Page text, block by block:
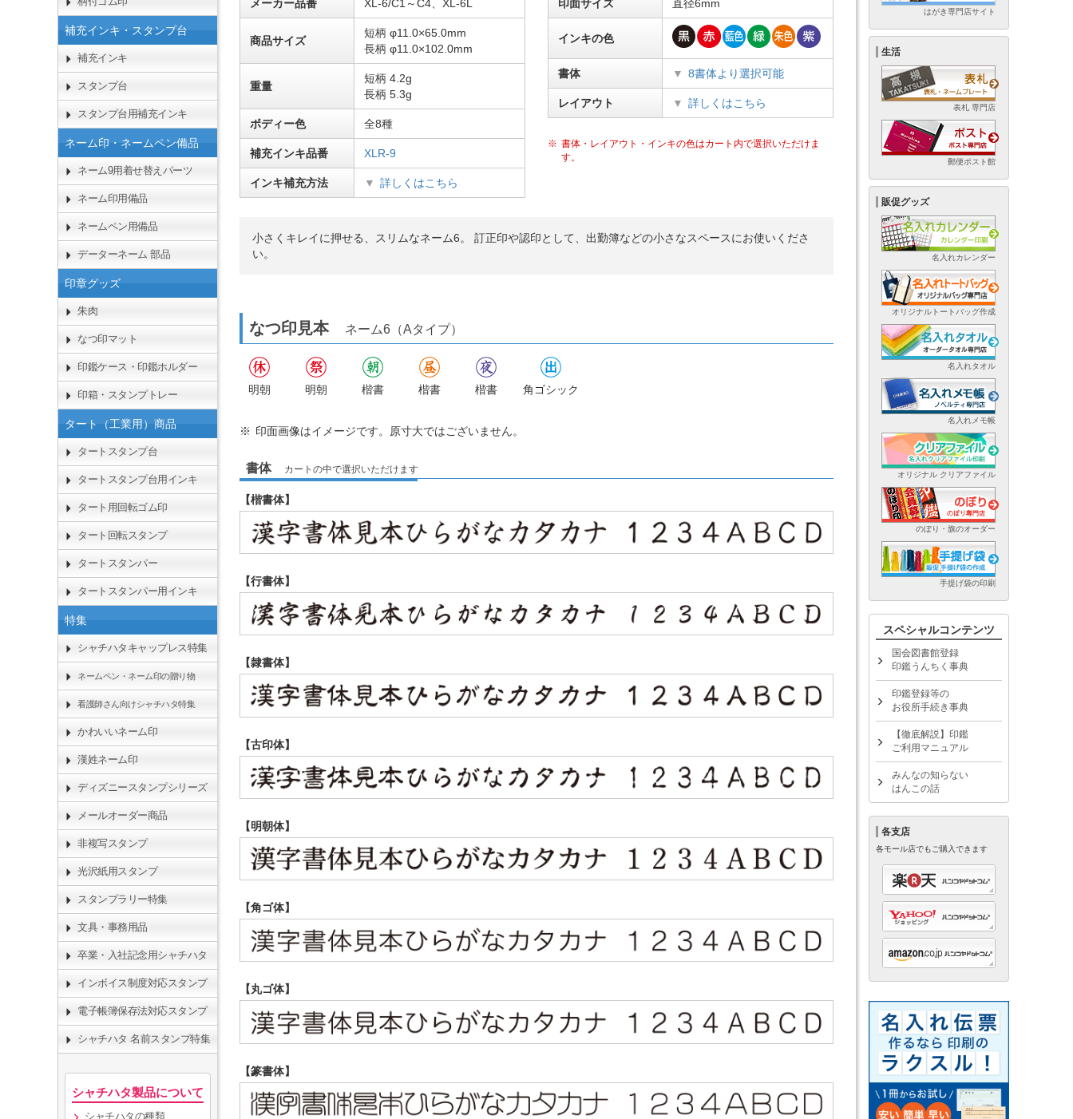
メーカー品番 XL-6/C1～C4、XL-6L
商品サイズ
短柄 φ11.0×65.0mm
長柄 φ11.0×102.0mm
重量
短柄 4.2g
長柄 5.3g
ボディー色 全8種
補充インキ品番 XLR-9
インキ補充方法 詳しくはこちら
印面サイズ 直径6mm
インキの色
書体 8書体より選択可能
レイアウト 詳しくはこちら
書体・レイアウト・インキの色はカート内で選択いただけま
す。
小さくキレイに押せる、スリムなネーム6。 訂正印や認印として、出勤簿などの小さなスペースにお使いくださ
い。
なつ印見本 ネーム6（Aタイプ）
明朝 明朝 楷書 楷書 楷書 角ゴシック
印面画像はイメージです。原寸大ではございません。
書体 カートの中で選択いただけます
【楷書体】
【行書体】
【隷書体】
【古印体】
【明朝体】
【角ゴ体】
【丸ゴ体】
【篆書体】
補充インキ・スタンプ台
補充インキ
スタンプ台
スタンプ台用補充インキ
ネーム印・ネームペン備品
ネーム9用着せ替えパーツ
ネーム印用備品
ネームペン用備品
データーネーム 部品
印章グッズ
朱肉
なつ印マット
印鑑ケース・印鑑ホルダー
印箱・スタンプトレー
タート（工業用）商品
タートスタンプ台
タートスタンプ台用インキ
タート用回転ゴム印
タート回転スタンプ
タートスタンパー
タートスタンパー用インキ
特集
シャチハタキャップレス特集
ネームペン・ネーム印の贈り物
看護師さん向けシャチハタ特集
かわいいネーム印
漢姓ネーム印
ディズニースタンプシリーズ
メールオーダー商品
非複写スタンプ
光沢紙用スタンプ
スタンプラリー特集
文具・事務用品
卒業・入社記念用シャチハタ
インボイス制度対応スタンプ
電子帳簿保存法対応スタンプ
シャチハタ 名前スタンプ特集
シャチハタ製品について
シャチハタの種類
はがき専門店サイト
生活
表札 専門店
郵便ポスト館
販促グッズ
名入れカレンダー
オリジナルトートバッグ作成
名入れタオル
名入れメモ帳
オリジナル クリアファイル
のぼり・旗のオーダー
手提げ袋の印刷
スペシャルコンテンツ
国会図書館登録
印鑑うんちく事典
印鑑登録等の
お役所手続き事典
【徹底解説】印鑑
ご利用マニュアル
みんなの知らない
はんこの話
各支店
各モール店でもご購入できます